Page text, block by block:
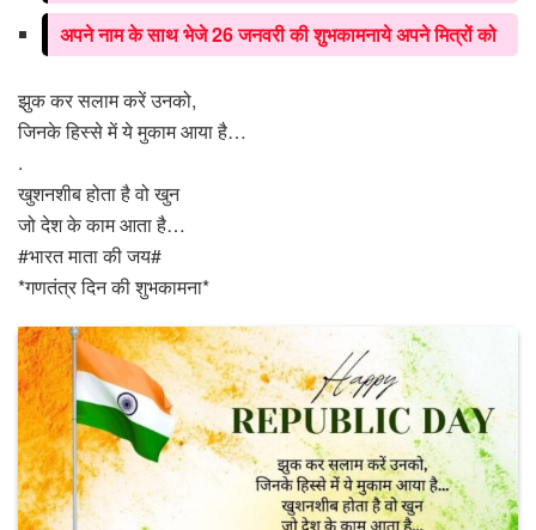
अपने नाम के साथ भेजे 26 जनवरी की शुभकामनाये अपने मित्रों को
झुक कर सलाम करें उनको,
जिनके हिस्से में ये मुकाम आया है…
.
खुशनशीब होता है वो खुन
जो देश के काम आता है…
#भारत माता की जय#
*गणतंत्र दिन की शुभकामना*